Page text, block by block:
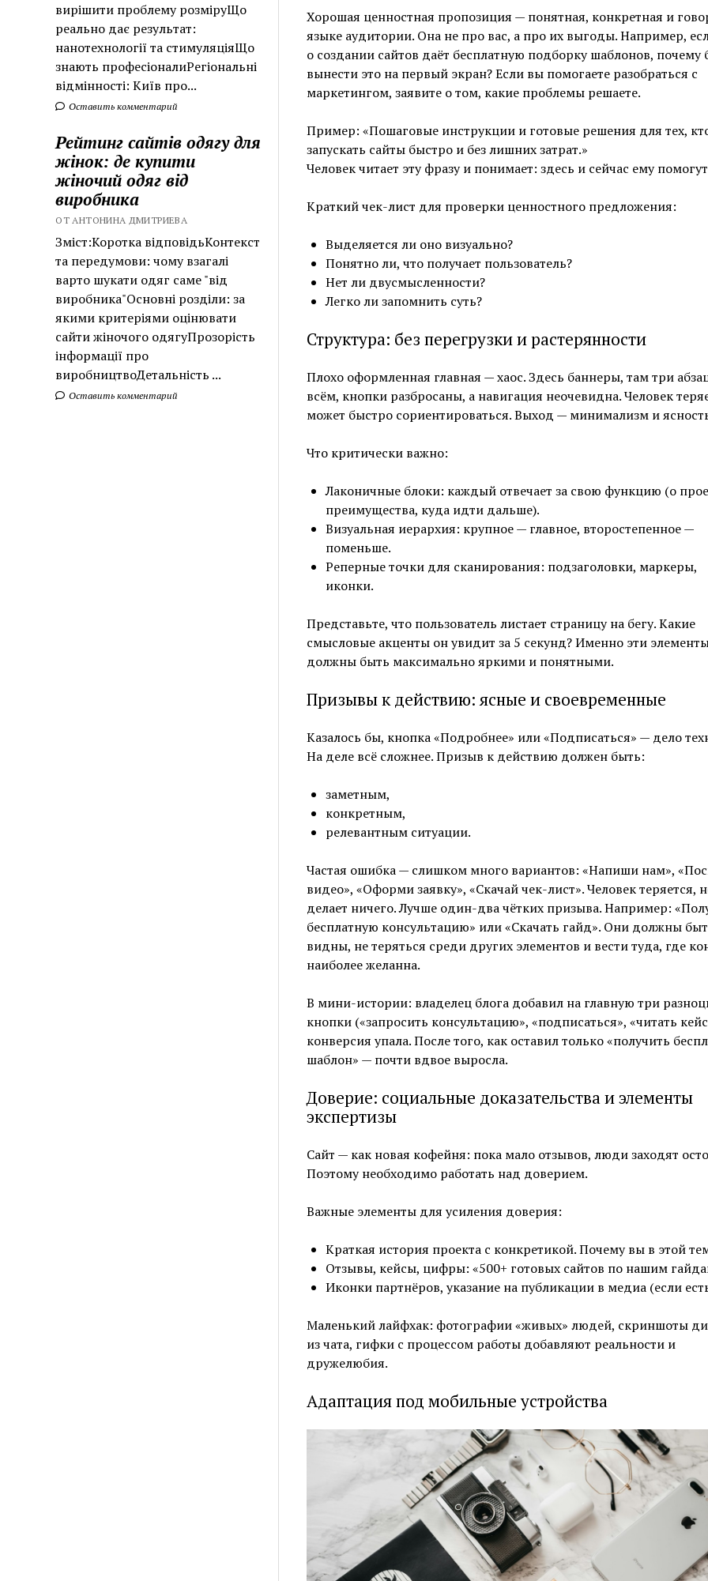
вирішити проблему розміруЩо
реально дає результат:
нанотехнології та стимуляціяЩо
знають професіоналиРегіональні
відмінності: Київ про...
Оставить комментарий
Рейтинг сайтів одягу для
жінок: де купити
жіночий одяг від
виробника
ОТ АНТОНИНА ДМИТРИЕВА
Зміст:Коротка відповідьКонтекст
та передумови: чому взагалі
варто шукати одяг саме "від
виробника"Основні розділи: за
якими критеріями оцінювати
сайти жіночого одягуПрозорість
інформації про
виробництвоДетальність ...
Оставить комментарий
Хорошая ценностная пропозиция — понятная, конкретная и
языке аудитории. Она не про вас, а про их выгоды. Например,
о создании сайтов даёт бесплатную подборку шаблонов, почему
вынести это на первый экран? Если вы помогаете разобраться с
маркетингом, заявите о том, какие проблемы решаете.
Пример: «Пошаговые инструкции и готовые решения для тех,
запускать сайты быстро и без лишних затрат.»
Человек читает эту фразу и понимает: здесь и сейчас ему
Краткий чек-лист для проверки ценностного предложения:
Выделяется ли оно визуально?
Понятно ли, что получает пользователь?
Нет ли двусмысленности?
Легко ли запомнить суть?
Структура: без перегрузки и растерянности
Плохо оформленная главная — хаос. Здесь баннеры, там три
всём, кнопки разбросаны, а навигация неочевидна. Человек
может быстро сориентироваться. Выход — минимализм и
Что критически важно:
Лаконичные блоки: каждый отвечает за свою функцию (о
преимущества, куда идти дальше).
Визуальная иерархия: крупное — главное, второстепенное —
поменьше.
Реперные точки для сканирования: подзаголовки, маркеры,
иконки.
Представьте, что пользователь листает страницу на бегу. Какие
смысловые акценты он увидит за 5 секунд? Именно эти
должны быть максимально яркими и понятными.
Призывы к действию: ясные и своевременные
Казалось бы, кнопка «Подробнее» или «Подписаться» — дело
На деле всё сложнее. Призыв к действию должен быть:
заметным,
конкретным,
релевантным ситуации.
Частая ошибка — слишком много вариантов: «Напиши нам»,
видео», «Оформи заявку», «Скачай чек-лист». Человек теряется,
делает ничего. Лучше один-два чётких призыва. Например:
бесплатную консультацию» или «Скачать гайд». Они должны
видны, не теряться среди других элементов и вести туда, где
наиболее желанна.
В мини-истории: владелец блога добавил на главную три
кнопки («запросить консультацию», «подписаться», «читать
конверсия упала. После того, как оставил только «получить
шаблон» — почти вдвое выросла.
Доверие: социальные доказательства и элементы
экспертизы
Сайт — как новая кофейня: пока мало отзывов, люди заходят
Поэтому необходимо работать над доверием.
Важные элементы для усиления доверия:
Краткая история проекта с конкретикой. Почему вы в этой
Отзывы, кейсы, цифры: «500+ готовых сайтов по нашим
Иконки партнёров, указание на публикации в медиа (если
Маленький лайфхак: фотографии «живых» людей, скриншоты
из чата, гифки с процессом работы добавляют реальности и
дружелюбия.
Адаптация под мобильные устройства